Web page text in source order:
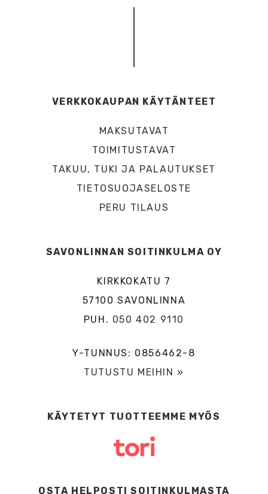
VERKKOKAUPAN KÄYTÄNTEET
MAKSUTAVAT
TOIMITUSTAVAT
TAKUU, TUKI JA PALAUTUKSET
TIETOSUOJASELOSTE
PERU TILAUS
SAVONLINNAN SOITINKULMA OY
KIRKKOKATU 7
57100 SAVONLINNA
PUH. 050 402 9110
Y-TUNNUS: 0856462-8
TUTUSTU MEIHIN »
KÄYTETYT TUOTTEEMME MYÖS
OSTA HELPOSTI SOITINKULMASTA